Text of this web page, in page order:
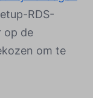
RDS-
op de
om te